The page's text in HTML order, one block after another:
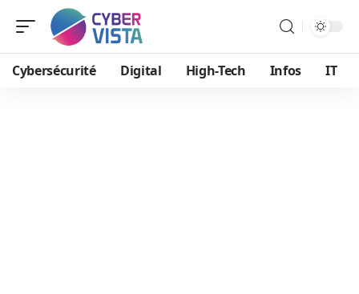
Cybersécurité Digital High-Tech Infos IT